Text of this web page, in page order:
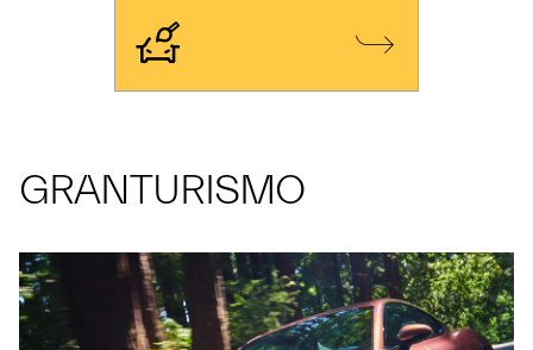
GRANTURISMO